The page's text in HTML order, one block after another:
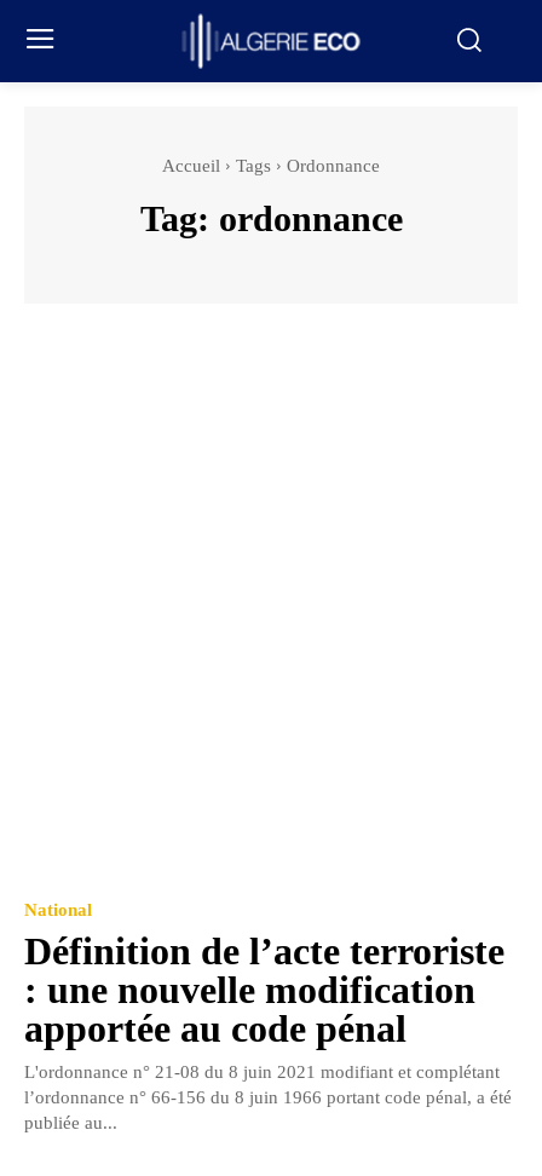
Accueil Tags Ordonnance
Tag: ordonnance
National
Définition de l’acte terroriste
: une nouvelle modification
apportée au code pénal
L'ordonnance n° 21-08 du 8 juin 2021 modifiant et complétant
l’ordonnance n° 66-156 du 8 juin 1966 portant code pénal, a été
publiée au...